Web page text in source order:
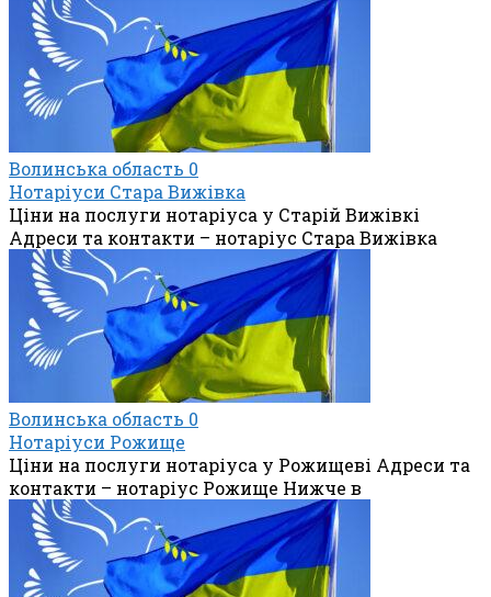
Волинська область 0
Нотаріуси Стара Вижівка
Ціни на послуги нотаріуса у Старій Вижівкі
Адреси та контакти – нотаріус Стара Вижівка
Волинська область 0
Нотаріуси Рожище
Ціни на послуги нотаріуса у Рожищеві Адреси та
контакти – нотаріус Рожище Нижче в